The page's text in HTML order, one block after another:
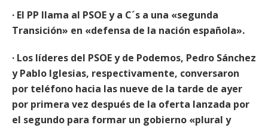
· El PP llama al PSOE y a C´s a una «segunda
Transición» en «defensa de la nación española».
· Los líderes del PSOE y de Podemos, Pedro Sánchez
y Pablo Iglesias, respectivamente, conversaron
por teléfono hacia las nueve de la tarde de ayer
por primera vez después de la oferta lanzada por
el segundo para formar un gobierno «plural y